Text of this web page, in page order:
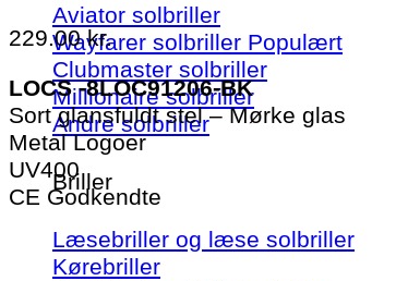
Aviator solbriller
Wayfarer solbriller
Clubmaster solbriller
Millionaire solbriller
Andre solbriller
Briller
Læsebriller og læse solbriller
Kørebriller
229.00kr.
LOCS -8LOC91206-BK
Sort glansfuldt stel – Mørke glas
Metal Logoer
UV400
CE Godkendte